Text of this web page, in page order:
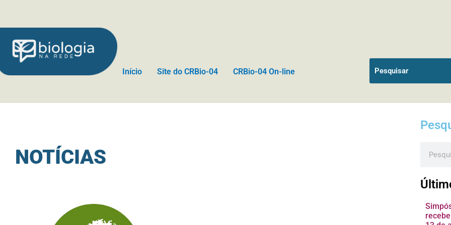
o
conteúdo
Início Site do CRBio-04 CRBio-04 On-line
NOTÍCIAS